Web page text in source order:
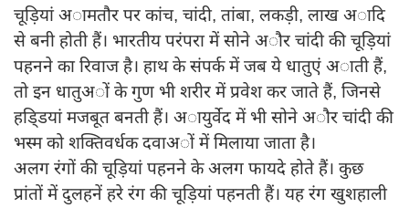
चूड़ियां अामतौर पर कांच, चांदी, तांबा, लकड़ी, लाख अादि
से बनी होती हैं। भारतीय परंपरा में सोने अौर चांदी की चूड़ियां
पहनने का रिवाज है। हाथ के संपर्क में जब ये धातुएं अाती हैं,
तो इन धातुअों के गुण भी शरीर में प्रवेश कर जाते हैं, जिनसे
हडि्डयां मजबूत बनती हैं। अायुर्वेद में भी सोने अौर चांदी की
भस्म को शक्तिवर्धक दवाअों में मिलाया जाता है।
अलग रंगों की चूड़ियां पहनने के अलग फायदे होते हैं। कुछ
प्रांतों में दुलहनें हरे रंग की चूड़ियां पहनती हैं। यह रंग खुशहाली